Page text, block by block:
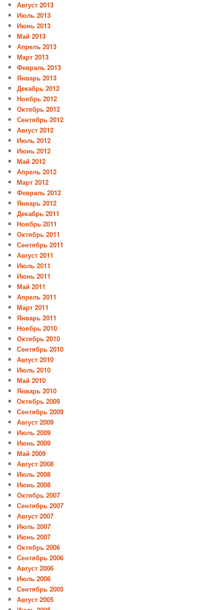
Август 2013
Июль 2013
Июнь 2013
Май 2013
Апрель 2013
Март 2013
Февраль 2013
Январь 2013
Декабрь 2012
Ноябрь 2012
Октябрь 2012
Сентябрь 2012
Август 2012
Июль 2012
Июнь 2012
Май 2012
Апрель 2012
Март 2012
Февраль 2012
Январь 2012
Декабрь 2011
Ноябрь 2011
Октябрь 2011
Сентябрь 2011
Август 2011
Июль 2011
Июнь 2011
Май 2011
Апрель 2011
Март 2011
Январь 2011
Ноябрь 2010
Октябрь 2010
Сентябрь 2010
Август 2010
Июль 2010
Май 2010
Январь 2010
Октябрь 2009
Сентябрь 2009
Август 2009
Июль 2009
Июнь 2009
Май 2009
Август 2008
Июль 2008
Июнь 2008
Октябрь 2007
Сентябрь 2007
Август 2007
Июль 2007
Июнь 2007
Октябрь 2006
Сентябрь 2006
Август 2006
Июль 2006
Сентябрь 2005
Август 2005